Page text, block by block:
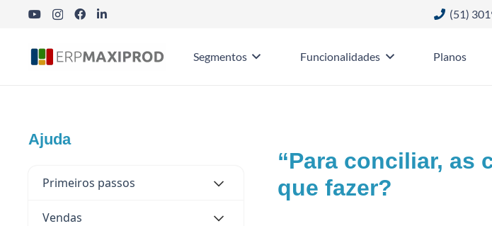
(51)
Segmentos Funcionalidades Planos
Ajuda
Primeiros passos
Vendas
“Para conciliar, as
que fazer?